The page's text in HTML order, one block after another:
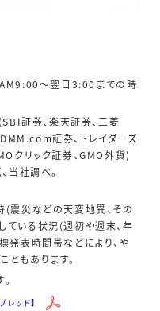
10,000 1.8
～翌日3:00までの時
証券、楽天証券、三菱
証券、トレイダーズ
クリック証券、GMO外貨)
当社調べ。
災などの天変地異、その
ている状況(週初や週末、年
発表時間帯などにより、や
ともあります。
ッド】